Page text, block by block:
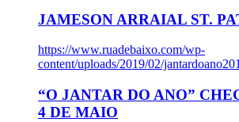
JAMESON ARRAIAL ST.
https://www.ruadebaixo.com/wp-
content/uploads/2019/02/
“O JANTAR DO ANO”
4 DE MAIO